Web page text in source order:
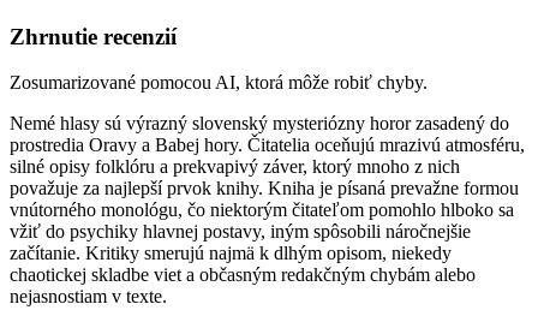
Zhrnutie recenzií
Zosumarizované pomocou AI, ktorá môže robiť chyby.
Nemé hlasy sú výrazný slovenský mysteriózny horor zasadený do
prostredia Oravy a Babej hory. Čitatelia oceňujú mrazivú atmosféru,
silné opisy folklóru a prekvapivý záver, ktorý mnoho z nich
považuje za najlepší prvok knihy. Kniha je písaná prevažne formou
vnútorného monológu, čo niektorým čitateľom pomohlo hlboko sa
vžiť do psychiky hlavnej postavy, iným spôsobili náročnejšie
začítanie. Kritiky smerujú najmä k dlhým opisom, niekedy
chaotickej skladbe viet a občasným redakčným chybám alebo
nejasnostiam v texte.